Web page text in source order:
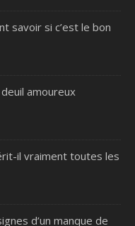
savoir si c’est le bon
amoureux
il vraiment toutes les
d’un manque de